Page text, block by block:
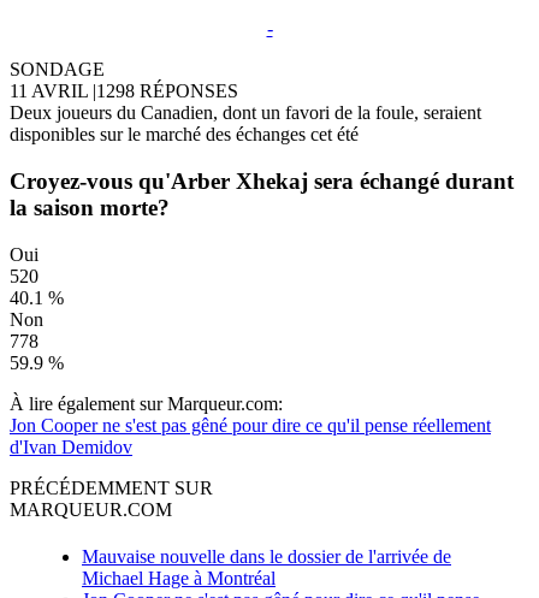
-
SONDAGE
11 AVRIL |1298 RÉPONSES
Deux joueurs du Canadien, dont un favori de la foule, seraient
disponibles sur le marché des échanges cet été
Croyez-vous qu'Arber Xhekaj sera échangé durant
la saison morte?
Oui
520
40.1 %
Non
778
59.9 %
À lire également sur Marqueur.com:
Jon Cooper ne s'est pas gêné pour dire ce qu'il pense réellement
d'Ivan Demidov
PRÉCÉDEMMENT SUR
MARQUEUR.COM
Mauvaise nouvelle dans le dossier de l'arrivée de
Michael Hage à Montréal